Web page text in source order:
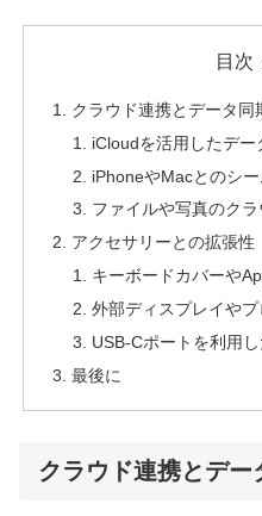
目次
クラウド連携とデータ同
iCloudを活用したデ
iPhoneやMacとのシ
ファイルや写真のク
アクセサリーとの拡張性
キーボードカバーや
外部ディスプレイや
USB-Cポートを利用
最後に
クラウド連携とデー